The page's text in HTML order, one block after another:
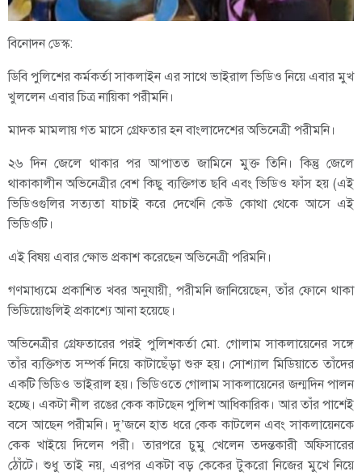
বিনোদন ডেস্ক:
ডিবি পুলিশের কর্মকর্তা সাকলাইন এর সাথে ভাইরাল ভিডিও নিয়ে এবার মুখ
খুললেন এবার চিত্র নায়িকা পরীমনি।
মাদক মামলায় গত মাসে গ্রেফতার হন বাংলাদেশের অভিনেত্রী পরীমনি।
২৬ দিন জেলে থাকার পর আপাতত জামিনে মুক্ত তিনি। কিন্তু জেলে
থাকাকালীন অভিনেত্রীর বেশ কিছু ব্যক্তিগত ছবি এবং ভিডিও ফাঁস হয় (এই
ভিডিওগুলির সত্যতা যাচাই করে দেখেনি কেউ কোথা থেকে আসে এই
ভিডিওটি।
এই বিষয় এবার ক্ষোভ প্রকাশ করেছেন অভিনেত্রী পরিমনি।
গণমাধ্যমে প্রকাশিত খবর অনুযায়ী, পরীমনি জানিয়েছেন, তাঁর ফোনে থাকা
ভিডিয়োগুলিই প্রকাশ্যে আনা হয়েছে।
অভিনেত্রীর গ্রেফতারের পরই পুলিশকর্তা মো. গোলাম সাকলায়েনের সঙ্গে
তাঁর ব্যক্তিগত সম্পর্ক নিয়ে কাটাছেঁড়া শুরু হয়। সোশ্যাল মিডিয়াতে তাঁদের
একটি ভিডিও ভাইরাল হয়। ভিডিওতে গোলাম সাকলায়েনের জন্মদিন পালন
হচ্ছে। এক‌টা নীল রঙের কেক কা‌টছেন পুলিশ আধিকারিক। আর তাঁর পাশেই
বসে আছেন পরীমনি। দু’জনে হাত ধরে কেক কাটলেন এবং সাকলায়েনকে
কেক খাইয়ে দিলেন পরী। তারপরে চুমু খেলেন তদন্তকারী অফিসারের
ঠোঁটে। শুধু তাই নয়, এরপর একটা বড় কেকের টুকরো নিজের মুখে নিয়ে